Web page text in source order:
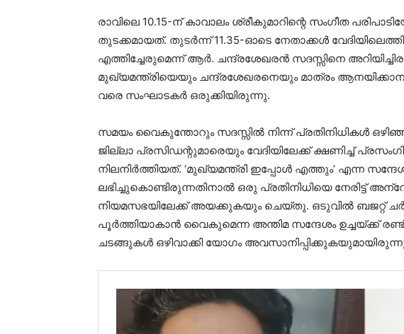
രാവിലെ 10.15-ന് കാവാലം ശ്രീകുമാറിന്റെ സംഗീത
തുടക്കമായത്. തുടർന്ന് 11.35-ഓടെ നേതാക്കൾ
എത്തിച്ചേരുമെന്ന് ആർ. ചന്ദ്രശേഖരൻ സദസ്സിനെ
മുഖ്യമന്ത്രിയെയും ചന്ദ്രശേഖരനെയും മാത്രം
വരെ സംഘാടകർ ഒരുക്കിയിരുന്നു.
സമയം വൈകുന്തോറും സദസ്സിൽ നിന്ന് പ്രതിനിധികൾ
ജില്ലാ പ്രസിഡന്റുമാരെയും വേദിയിലേക്ക് ക്ഷണിച്ച്
നിലനിർത്തിയത്. ‘മുഖ്യമന്ത്രി ഇപ്പോൾ എത്തും’ എന്ന
ലഭിച്ചുകൊണ്ടിരുന്നതിനാൽ ഒരു പ്രതിനിധിയെ നേരിട്ട്
നിയമസഭയിലേക്ക് അയക്കുകയും ചെയ്തു. ഒടുവിൽ ബജറ്റ്
പൂർത്തിയാകാൻ വൈകുമെന്ന അന്തിമ സന്ദേശം ഉച്ചയ്ക്ക്
ചടങ്ങുകൾ ഒഴിവാക്കി യോഗം